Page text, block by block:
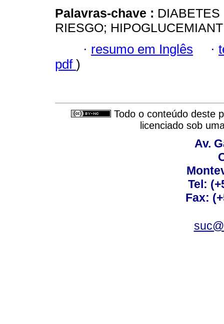
Palavras-chave :
RIESGO;
· resumo em Inglês ·
pdf )
Todo o conteúdo deste
licenciado sob
Av.
Tel:
Fax: